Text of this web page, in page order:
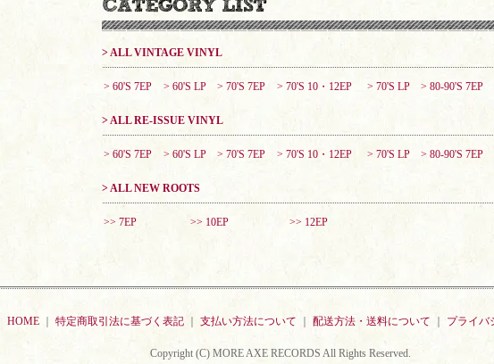
> ALL VINTAGE VINYL
> 60'S 7EP > 60'S LP > 70'S 7EP > 70'S 10・12EP > 70'S LP > 80-90'S 7EP
> ALL RE-ISSUE VINYL
> 60'S 7EP > 60'S LP > 70'S 7EP > 70'S 10・12EP > 70'S LP > 80-90'S 7EP
> ALL NEW ROOTS
>> 7EP >> 10EP >> 12EP
HOME 特定商取引法に基づく表記 支払い方法について 配送方法・送料について プライバ
Copyright (C) MORE AXE RECORDS All Rights Reserved.